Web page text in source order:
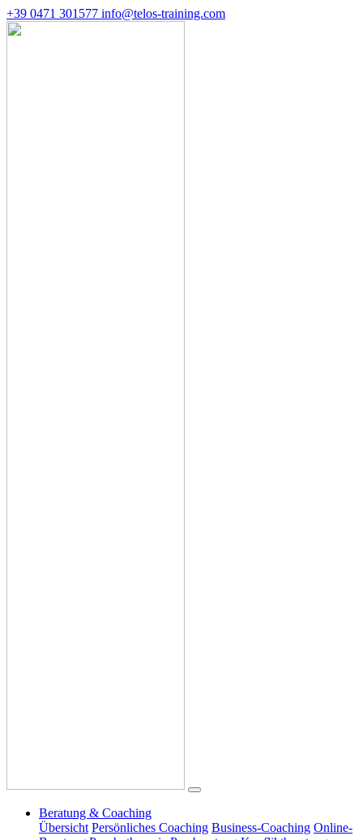
+39 0471 301577 info@telos-training.com
Beratung & Coaching
Übersicht Persönliches Coaching Business-Coaching Online-